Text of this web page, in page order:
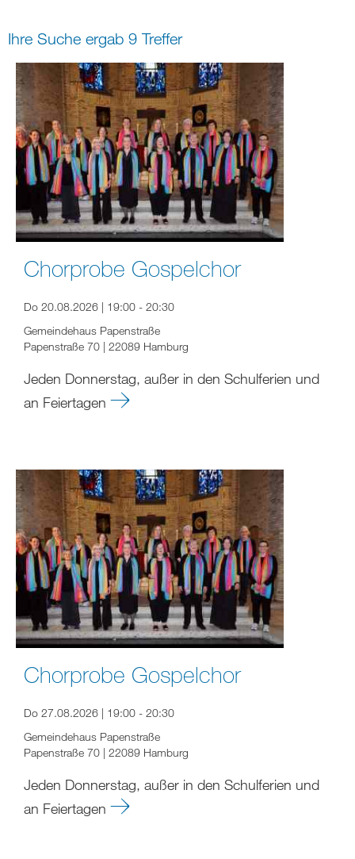
digital und in Präsenz rein digital
Ihre Suche ergab 9 Treffer
Chorprobe Gospelchor
Do 20.08.2026 | 19:00 - 20:30
Gemeindehaus Papenstraße
Papenstraße 70 | 22089 Hamburg
Jeden Donnerstag, außer in den Schulferien und
an Feiertagen
Chorprobe Gospelchor
Do 27.08.2026 | 19:00 - 20:30
Gemeindehaus Papenstraße
Papenstraße 70 | 22089 Hamburg
Jeden Donnerstag, außer in den Schulferien und
an Feiertagen